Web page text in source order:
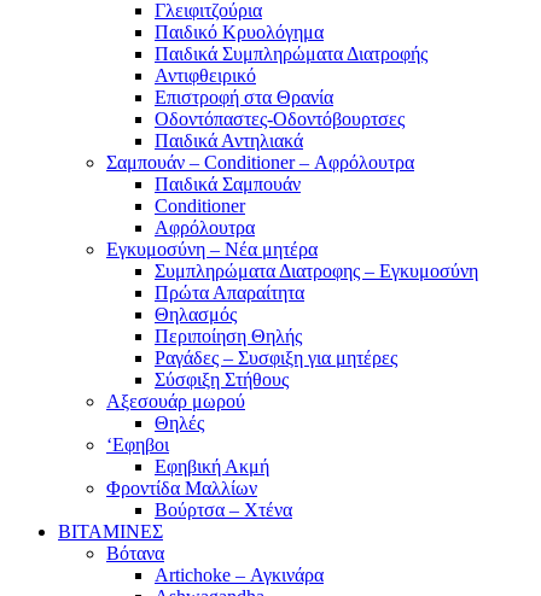
Γλειφιτζούρια
Παιδικό Κρυολόγημα
Παιδικά Συμπληρώματα Διατροφής
Αντιφθειρικό
Επιστροφή στα Θρανία
Οδοντόπαστες-Οδοντόβουρτσες
Παιδικά Αντηλιακά
Σαμπουάν – Conditioner – Αφρόλουτρα
Παιδικά Σαμπουάν
Conditioner
Αφρόλουτρα
Εγκυμοσύνη – Νέα μητέρα
Συμπληρώματα Διατροφης – Εγκυμοσύνη
Πρώτα Απαραίτητα
Θηλασμός
Περιποίηση Θηλής
Ραγάδες – Συσφιξη για μητέρες
Σύσφιξη Στήθους
Αξεσουάρ μωρού
Θηλές
‘Εφηβοι
Εφηβική Ακμή
Φροντίδα Μαλλίων
Βούρτσα – Χτένα
ΒΙΤΑΜΙΝΕΣ
Βότανα
Artichoke – Αγκινάρα